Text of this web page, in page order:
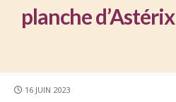
planche d’Astérix
PUBLISHED
16 JUIN 2023